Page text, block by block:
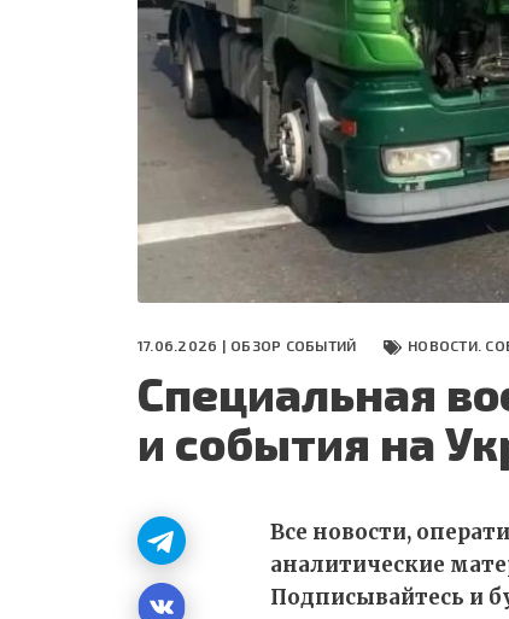
СЕГОДНЯ
ПОЛЯ БИТВЫ 2024
17.06.2026 | ОБЗОР СОБЫТИЙ НОВОСТИ.
Специальная
и события на
Все новости,
аналитические
Подписывайтесь и